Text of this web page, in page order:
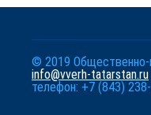
© 2019 Общественно-
info@vverh-tatarstan.ru
телефон: +7 (843)